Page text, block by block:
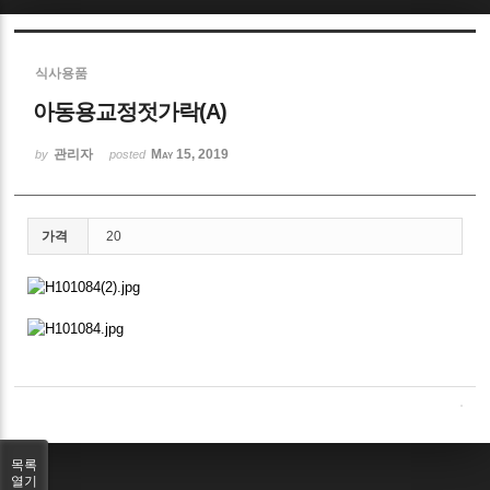
식사용품
아동용교정젓가락(A)
by 관리자 posted May 15, 2019
가격 20
목록
열기
Sketchbook5, 스케치북5
Sketchbook5, 스케치북5